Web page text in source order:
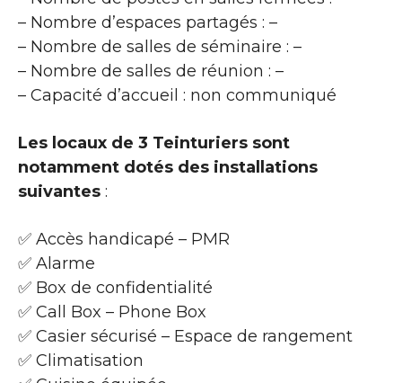
– Nombre d’espaces partagés : –
– Nombre de salles de séminaire : –
– Nombre de salles de réunion : –
– Capacité d’accueil : non communiqué
Les locaux de 3 Teinturiers sont
notamment dotés des installations
suivantes :
✅ Accès handicapé – PMR
✅ Alarme
✅ Box de confidentialité
✅ Call Box – Phone Box
✅ Casier sécurisé – Espace de rangement
✅ Climatisation